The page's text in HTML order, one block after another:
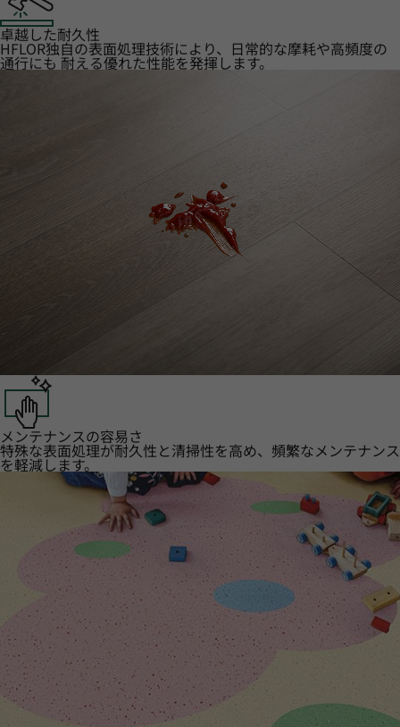
卓越した耐久性
HFLOR独自の表面処理技術により、日常的な摩耗や高頻度の
通行にも 耐える優れた性能を発揮します。
メンテナンスの容易さ
特殊な表面処理が耐久性と清掃性を高め、頻繁なメンテナンス
を軽減します。